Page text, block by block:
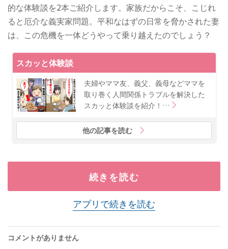
的な体験談を2本ご紹介します。家族だからこそ、こじれ
ると厄介な義実家問題。平和なはずの日常を脅かされた妻
は、この危機を一体どうやって乗り越えたのでしょう？
スカッと体験談
夫婦やママ友、義父、義母などママを
取り巻く人間関係トラブルを解決した
スカッと体験談を紹介！…
他の記事を読む
続きを読む
アプリで続きを読む
コメントがありません